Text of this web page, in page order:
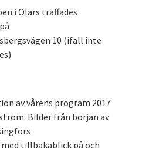
i Olars träffades
10 (ifall inte
av vårens program 2017
Bilder från början av
tillbakablick på och